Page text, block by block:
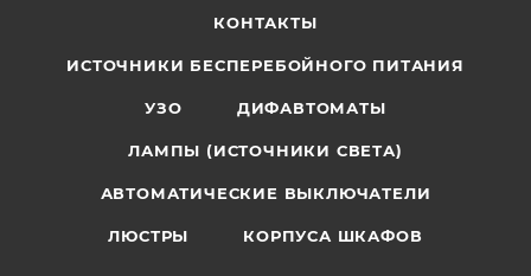
КОНТАКТЫ
ИСТОЧНИКИ БЕСПЕРЕБОЙНОГО ПИТАНИЯ
УЗО ДИФАВТОМАТЫ
ЛАМПЫ (ИСТОЧНИКИ СВЕТА)
АВТОМАТИЧЕСКИЕ ВЫКЛЮЧАТЕЛИ
ЛЮСТРЫ КОРПУСА ШКАФОВ